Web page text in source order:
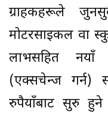
ग्राहकहरूले
मोटरसाइकल वा
लाभसहित नयाँ
(एक्सचेन्ज गर्न)
रुपैयाँबाट सुरु हुने